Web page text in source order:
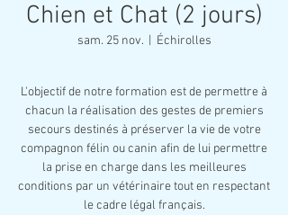
Chien et Chat (2 jours)
sam. 25 nov.
  |
Échirolles
L'objectif de notre formation est de permettre à
chacun la réalisation des gestes de premiers
secours destinés à préserver la vie de votre
compagnon félin ou canin afin de lui permettre
la prise en charge dans les meilleures
conditions par un vétérinaire tout en respectant